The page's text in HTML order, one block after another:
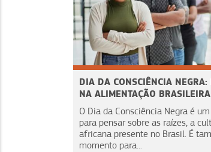
DIA DA CONSCIÊNCIA NEGRA:
NA ALIMENTAÇÃO BRASILEIRA
O Dia da Consciência Negra é
para pensar sobre as raízes, a
africana presente no Brasil. É
momento para...